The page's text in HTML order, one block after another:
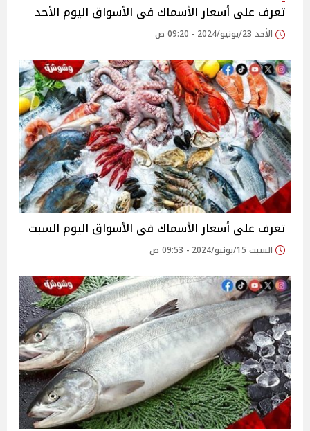
تعرف على أسعار الأسماك فى الأسواق اليوم الأحد
الأحد 23/يونيو/2024 - 09:20 ص
تعرف على أسعار الأسماك فى الأسواق اليوم السبت
السبت 15/يونيو/2024 - 09:53 ص